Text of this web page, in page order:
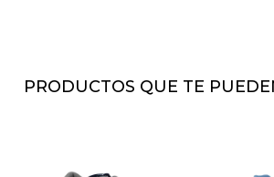
PRODUCTOS QUE TE